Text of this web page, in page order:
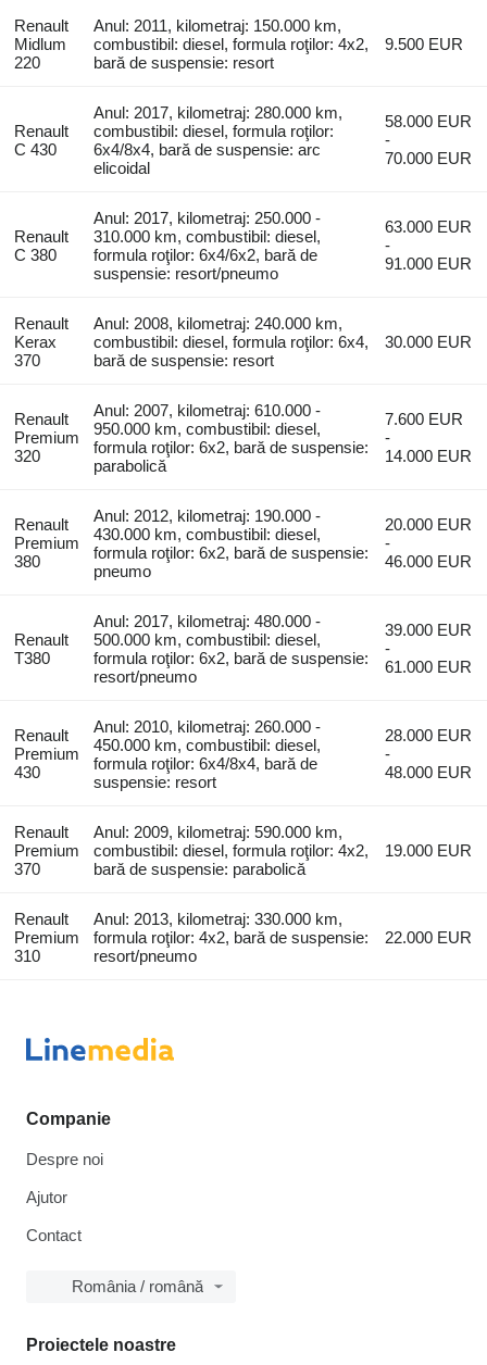
Renault
Midlum
220
Anul: 2011, kilometraj: 150.000 km,
combustibil: diesel, formula roţilor: 4x2,
bară de suspensie: resort
9.500 EUR
Renault
C 430
Anul: 2017, kilometraj: 280.000 km,
combustibil: diesel, formula roţilor:
6x4/8x4, bară de suspensie: arc
elicoidal
58.000 EUR
-
70.000 EUR
Renault
C 380
Anul: 2017, kilometraj: 250.000 -
310.000 km, combustibil: diesel,
formula roţilor: 6x4/6x2, bară de
suspensie: resort/pneumo
63.000 EUR
-
91.000 EUR
Renault
Kerax
370
Anul: 2008, kilometraj: 240.000 km,
combustibil: diesel, formula roţilor: 6x4,
bară de suspensie: resort
30.000 EUR
Renault
Premium
320
Anul: 2007, kilometraj: 610.000 -
950.000 km, combustibil: diesel,
formula roţilor: 6x2, bară de suspensie:
parabolică
7.600 EUR
-
14.000 EUR
Renault
Premium
380
Anul: 2012, kilometraj: 190.000 -
430.000 km, combustibil: diesel,
formula roţilor: 6x2, bară de suspensie:
pneumo
20.000 EUR
-
46.000 EUR
Renault
T380
Anul: 2017, kilometraj: 480.000 -
500.000 km, combustibil: diesel,
formula roţilor: 6x2, bară de suspensie:
resort/pneumo
39.000 EUR
-
61.000 EUR
Renault
Premium
430
Anul: 2010, kilometraj: 260.000 -
450.000 km, combustibil: diesel,
formula roţilor: 6x4/8x4, bară de
suspensie: resort
28.000 EUR
-
48.000 EUR
Renault
Premium
370
Anul: 2009, kilometraj: 590.000 km,
combustibil: diesel, formula roţilor: 4x2,
bară de suspensie: parabolică
19.000 EUR
Renault
Premium
310
Anul: 2013, kilometraj: 330.000 km,
formula roţilor: 4x2, bară de suspensie:
resort/pneumo
22.000 EUR
Companie
Despre noi
Ajutor
Contact
România / română
Proiectele noastre